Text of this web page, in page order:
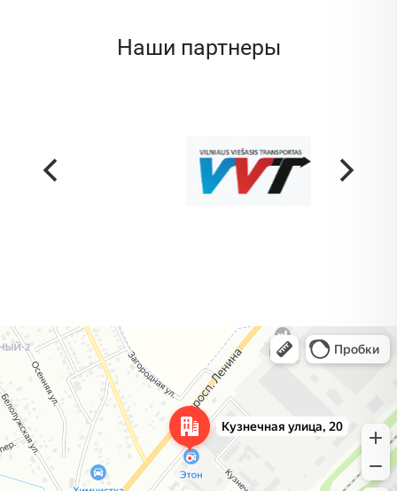
Наши партнеры
Жодино
Кузнечная улица, 20 — Яндекс Карты